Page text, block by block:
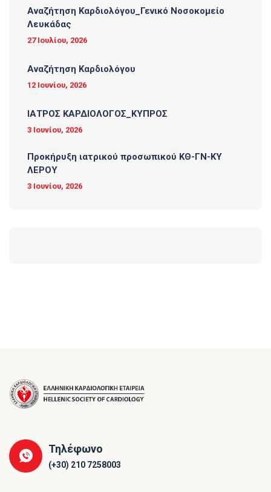
Αναζήτηση Καρδιολόγου_Γενικό Νοσοκομείο
Λευκάδας
27 Ιουλίου, 2026
Αναζήτηση Καρδιολόγου
12 Ιουνίου, 2026
ΙΑΤΡΟΣ ΚΑΡΔΙΟΛΟΓΟΣ_ΚΥΠΡΟΣ
3 Ιουνίου, 2026
Προκήρυξη ιατρικού προσωπικού ΚΘ-ΓΝ-ΚΥ
ΛΕΡΟΥ
3 Ιουνίου, 2026
Τηλέφωνο
(+30) 210 7258003